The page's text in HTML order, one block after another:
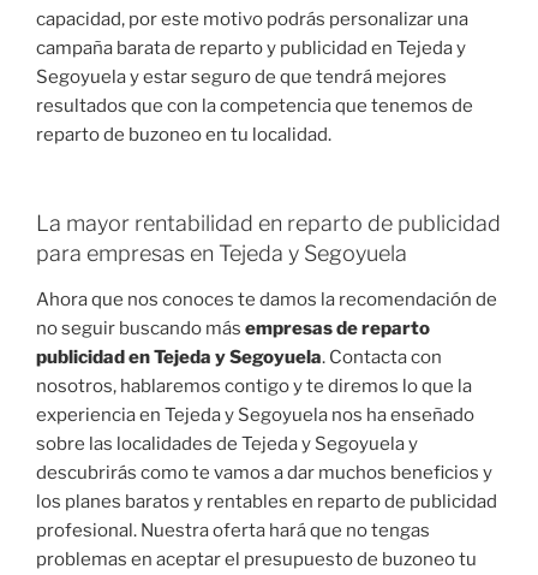
capacidad, por este motivo podrás personalizar una
campaña barata de reparto y publicidad en Tejeda y
Segoyuela y estar seguro de que tendrá mejores
resultados que con la competencia que tenemos de
reparto de buzoneo en tu localidad.
La mayor rentabilidad en reparto de publicidad
para empresas en Tejeda y Segoyuela
Ahora que nos conoces te damos la recomendación de
no seguir buscando más empresas de reparto
publicidad en Tejeda y Segoyuela. Contacta con
nosotros, hablaremos contigo y te diremos lo que la
experiencia en Tejeda y Segoyuela nos ha enseñado
sobre las localidades de Tejeda y Segoyuela y
descubrirás como te vamos a dar muchos beneficios y
los planes baratos y rentables en reparto de publicidad
profesional. Nuestra oferta hará que no tengas
problemas en aceptar el presupuesto de buzoneo tu